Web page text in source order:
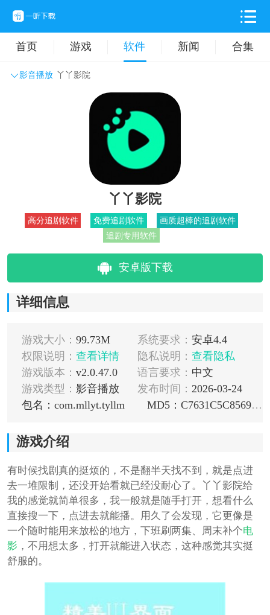
首页 游戏 软件 新闻 合集
影音播放 丫丫影院
主题壁纸 旅游出行
拍摄美化 时尚购物
丫丫影院
高分追剧软件 免费追剧软件
画质超棒的追剧软件
追剧专用软件
安卓版下载
详细信息
游戏大小： 99.73M 系统要求： 安卓4.4
权限说明： 查看详情 隐私说明： 查看隐私
游戏版本： v2.0.47.0 语言要求： 中文
游戏类型： 影音播放 发布时间： 2026-03-24
包名：com.mllyt.tyllm
MD5：C7631C5C856930C22B28CA863BB56BD1
游戏介绍
有时候找剧真的挺烦的，不是翻半天找不到，就是点进
去一堆限制，还没开始看就已经没耐心了。丫丫影院给
我的感觉就简单很多，我一般就是随手打开，想看什么
直接搜一下，点进去就能播。用久了会发现，它更像是
一个随时能用来放松的地方，下班刷两集、周末补个电
影 ，不用想太多，打开就能进入状态，这种感觉其实挺
舒服的。